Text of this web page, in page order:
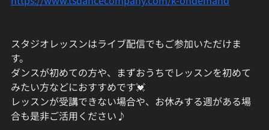
スタジオレッスンはライブ配信でもご参加いただけま
す。
ダンスが初めての方や、まずおうちでレッスンを初めて
みたい方などにおすすめです💓
レッスンが受講できない場合や、お休みする週がある場
合も是非ご活用ください♪